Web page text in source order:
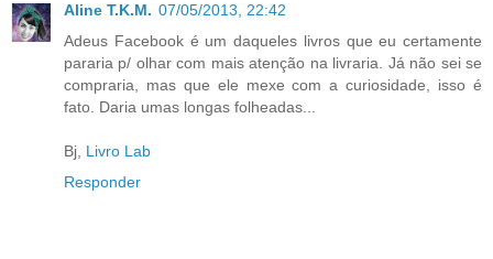
Aline T.K.M. 07/05/2013, 22:42
Adeus Facebook é um daqueles livros que eu certamente
pararia p/ olhar com mais atenção na livraria. Já não sei se
compraria, mas que ele mexe com a curiosidade, isso é
fato. Daria umas longas folheadas...
Bj, Livro Lab
Responder